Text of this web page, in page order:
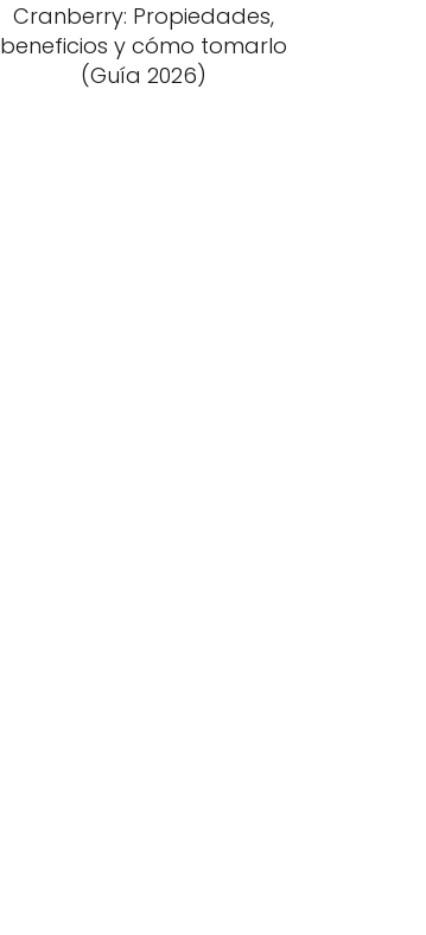
Cranberry: Propiedades,
beneficios y cómo tomarlo
(Guía 2026)